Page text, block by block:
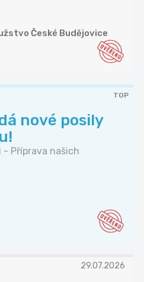
České Budějovice
TOP
nové posily
- Příprava našich
29.07.2026